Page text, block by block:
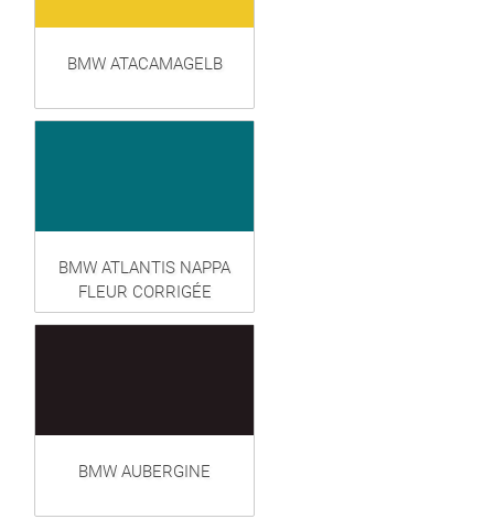
BMW ATACAMAGELB
BMW ATLANTIS NAPPA
FLEUR CORRIGÉE
BMW AUBERGINE